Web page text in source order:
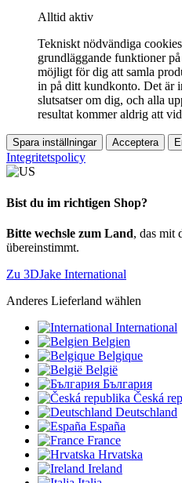
Alltid aktiv
Tekniskt nödvändiga
grundläggande funktioner
möjligt för dig att samla
in på ditt kundkonto. Det är
slutsatser om dig, och alla
resultat kommer aldrig att
Spara inställningar Acceptera
Integritetspolicy
Bist du im richtigen Shop?
Bitte wechsle zum Land, das mit
übereinstimmt.
Zu 3DJake International
Anderes Lieferland wählen
International
Belgien
Belgique
België
България
Česká
Deutschland
España
France
Hrvatska
Ireland